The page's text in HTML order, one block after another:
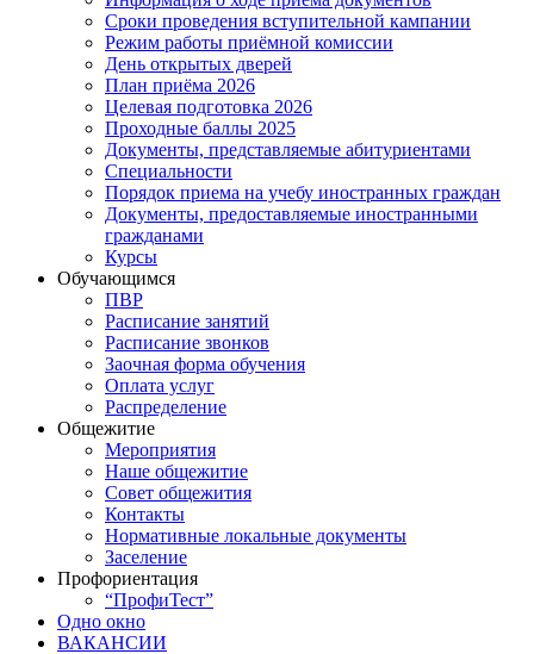
Сроки проведения вступительной кампании
Режим работы приёмной комиссии
День открытых дверей
План приёма 2026
Целевая подготовка 2026
Проходные баллы 2025
Документы, представляемые абитуриентами
Специальности
Порядок приема на учебу иностранных граждан
Документы, предоставляемые иностранными
гражданами
Курсы
Обучающимся
ПВР
Расписание занятий
Расписание звонков
Заочная форма обучения
Оплата услуг
Распределение
Общежитие
Мероприятия
Наше общежитие
Совет общежития
Контакты
Нормативные локальные документы
Заселение
Профориентация
“ПрофиТест”
Одно окно
ВАКАНСИИ